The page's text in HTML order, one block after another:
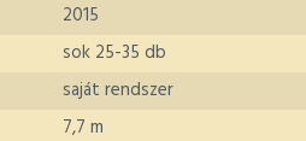
2015
sok 25-35 db
saját rendszer
7,7 m